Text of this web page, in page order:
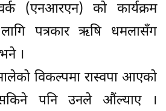
(एनआरएन) को कार्यक्रम
पत्रकार ऋषि धमलासँग
।
विकल्पमा रास्वपा आएको
पनि उनले औंल्याए ।